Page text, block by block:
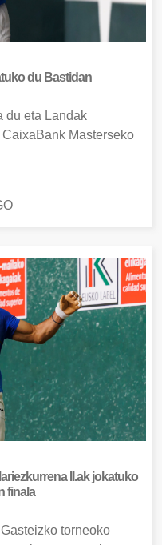
du Bastidan
du eta Landak
Masterseko
II.ak jokatuko
finala
torneoko